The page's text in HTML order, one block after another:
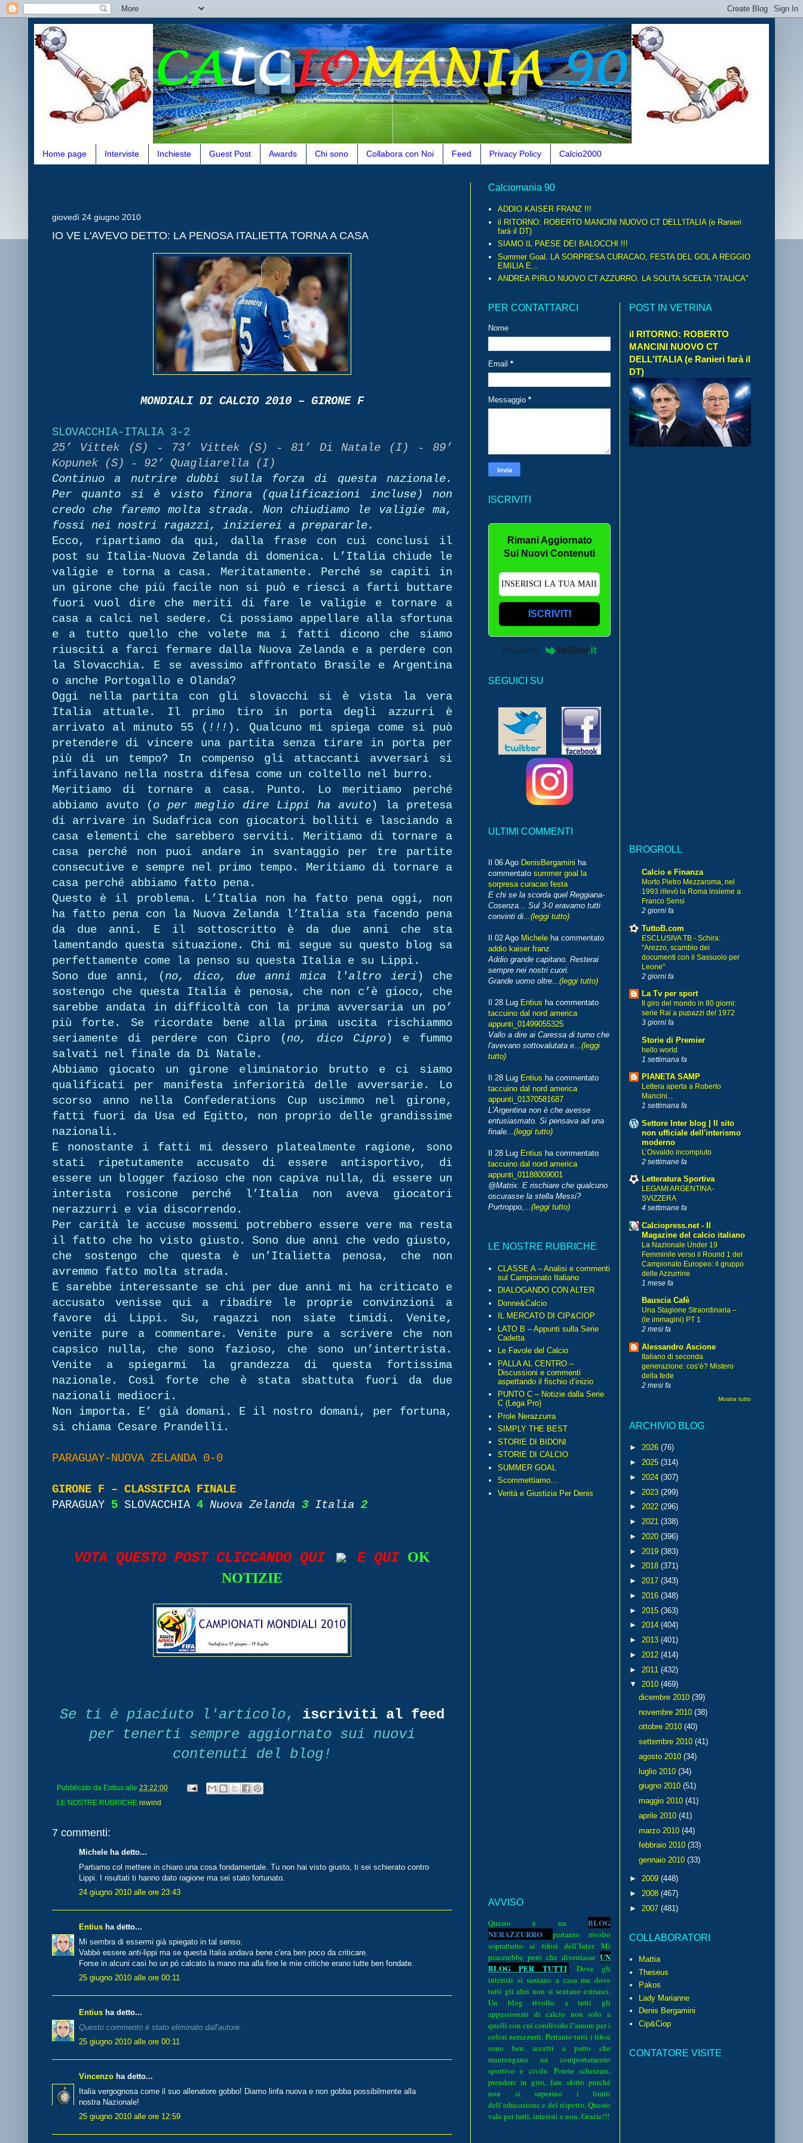
Home page Interviste Inchieste Guest Post Awards Chi sono Collabora con Noi Feed Privacy Policy Calcio2000
giovedì 24 giugno 2010
IO VE L'AVEVO DETTO: LA PENOSA ITALIETTA TORNA A CASA
MONDIALI DI CALCIO 2010 – GIRONE F
SLOVACCHIA-ITALIA 3-2
25’ Vittek (S) - 73’ Vittek (S) - 81’ Di Natale (I) - 89’
Kopunek (S) - 92’ Quagliarella (I)
Continuo a nutrire dubbi sulla forza di questa nazionale.
Per quanto si è visto finora (qualificazioni incluse) non
credo che faremo molta strada. Non chiudiamo le valigie ma,
fossi nei nostri ragazzi, inizierei a prepararle.
Ecco, ripartiamo da qui, dalla frase con cui conclusi il
post su Italia-Nuova Zelanda di domenica. L’Italia chiude le
valigie e torna a casa. Meritatamente. Perché se capiti in
un girone che più facile non si può e riesci a farti buttare
fuori vuol dire che meriti di fare le valigie e tornare a
casa a calci nel sedere. Ci possiamo appellare alla sfortuna
e a tutto quello che volete ma i fatti dicono che siamo
riusciti a farci fermare dalla Nuova Zelanda e a perdere con
la Slovacchia. E se avessimo affrontato Brasile e Argentina
o anche Portogallo e Olanda?
Oggi nella partita con gli slovacchi si è vista la vera
Italia attuale. Il primo tiro in porta degli azzurri è
arrivato al minuto 55 ( !!! ). Qualcuno mi spiega come si può
pretendere di vincere una partita senza tirare in porta per
più di un tempo? In compenso gli attaccanti avversari si
infilavano nella nostra difesa come un coltello nel burro.
Meritiamo di tornare a casa. Punto. Lo meritiamo perché
abbiamo avuto (o per meglio dire Lippi ha avuto) la pretesa
di arrivare in Sudafrica con giocatori bolliti e lasciando a
casa elementi che sarebbero serviti. Meritiamo di tornare a
casa perché non puoi andare in svantaggio per tre partite
consecutive e sempre nel primo tempo. Meritiamo di tornare a
casa perché abbiamo fatto pena.
Questo è il problema. L’Italia non ha fatto pena oggi, non
ha fatto pena con la Nuova Zelanda l’Italia sta facendo pena
da due anni. E il sottoscritto è da due anni che sta
lamentando questa situazione. Chi mi segue su questo blog sa
perfettamente come la penso su questa Italia e su Lippi.
Sono due anni, (no, dico, due anni mica l'altro ieri ) che
sostengo che questa Italia è penosa, che non c’è gioco, che
sarebbe andata in difficoltà con la prima avversaria un po’
più forte. Se ricordate bene alla prima uscita rischiammo
seriamente di perdere con Cipro (no, dico Cipro) e fummo
salvati nel finale da Di Natale.
Abbiamo giocato un girone eliminatorio brutto e ci siamo
qualificati per manifesta inferiorità delle avversarie. Lo
scorso anno nella Confederations Cup uscimmo nel girone,
fatti fuori da Usa ed Egitto, non proprio delle grandissime
nazionali.
E nonostante i fatti mi dessero platealmente ragione, sono
stati ripetutamente accusato di essere antisportivo, di
essere un blogger fazioso che non capiva nulla, di essere un
interista rosicone perché l’Italia non aveva giocatori
nerazzurri e via discorrendo.
Per carità le accuse mossemi potrebbero essere vere ma resta
il fatto che ho visto giusto. Sono due anni che vedo giusto,
che sostengo che questa è un’Italietta penosa, che non
avremmo fatto molta strada.
E sarebbe interessante se chi per due anni mi ha criticato e
accusato venisse qui a ribadire le proprie convinzioni a
favore di Lippi. Su, ragazzi non siate timidi. Venite,
venite pure a commentare. Venite pure a scrivere che non
capsico nulla, che sono fazioso, che sono un’intertrista.
Venite a spiegarmi la grandezza di questa fortissima
nazionale. Così forte che è stata sbattuta fuori da due
nazionali mediocri.
Non importa. E’ già domani. E il nostro domani, per fortuna,
si chiama Cesare Prandelli.
PARAGUAY-NUOVA ZELANDA 0-0
GIRONE F – CLASSIFICA FINALE
PARAGUAY 5 SLOVACCHIA4 Nuova Zelanda 3 Italia 2
VOTA QUESTO POST CLICCANDO QUI E QUI OK
NOTIZIE
Se ti è piaciuto l'articolo, iscriviti al feed
per tenerti sempre aggiornato sui nuovi
contenuti del blog!
Pubblicato da Entius alle 23:22:00
LE NOSTRE RUBRICHE rewind
7 commenti:
Michele ha detto...
Partiamo col mettere in chiaro una cosa fondamentale. Tu non hai visto giusto, ti sei schierato contro
Lippi. I risultati ti hanno dato ragione ma sei stato fortunato.
24 giugno 2010 alle ore 23:43
Entius ha detto...
Mi sembra di essermi già spiegato in tal senso.
Vabbè essere anti-lippi ma se questa Italia andava bene c'era ben poco da criticare.
Forse in alcuni casi ho un pò calcato la mano ma alla fine le mie critiche erano tutte ben fondate.
25 giugno 2010 alle ore 00:11
Entius ha detto...
Questo commento è stato eliminato dall'autore.
25 giugno 2010 alle ore 00:11
Vincenzo ha detto...
Italia vergognosa come il suo allenatore gobbo! Diamo linfa nuova e non gobba possibilmente alla
nostra Nazionale!
25 giugno 2010 alle ore 12:59
Calciomania 90
ADDIO KAISER FRANZ !!!
il RITORNO: ROBERTO MANCINI NUOVO CT DELL'ITALIA (e Ranieri
farà il DT)
SIAMO IL PAESE DEI BALOCCHI !!!
Summer Goal. LA SORPRESA CURACAO, FESTA DEL GOL A REGGIO
EMILIA E...
ANDREA PIRLO NUOVO CT AZZURRO. LA SOLITA SCELTA "ITALICA"
PER CONTATTARCI
Nome
Email *
Messaggio *
ISCRIVITI
Rimani Aggiornato
Sui Nuovi Contenuti
ISCRIVITI
Powered by
SEGUICI SU
ULTIMI COMMENTI
Il 06 Ago DenisBergamini ha
commentato summer goal la
sorpresa curacao festa
E chi se la scorda quel Reggiana-
Cosenza... Sul 3-0 eravamo tutti
convinti di...(leggi tutto)
Il 02 Ago Michele ha commentato
addio kaiser franz
Addio grande capitano. Resterai
sempre nei nostri cuori.
Grande uomo oltre...(leggi tutto)
Il 28 Lug Entius ha commentato
taccuino dal nord america
appunti_01499055325
Vallo a dire ai Caressa di turno che
l'avevano sottovalutata e...(leggi
tutto)
Il 28 Lug Entius ha commentato
taccuino dal nord america
appunti_01370581687
L'Argentina non è che avesse
entusiasmato. Si pensava ad una
finale...(leggi tutto)
Il 28 Lug Entius ha commentato
taccuino dal nord america
appunti_01188009001
@Matrix. E rischiare che qualcuno
oscurasse la stella Messi?
Purtroppo,...(leggi tutto)
LE NOSTRE RUBRICHE
CLASSE A – Analisi e commenti
sul Campionato Italiano
DIALOGANDO CON ALTER
Donne&Calcio
IL MERCATO DI CIP&CIOP
LATO B – Appunti sulla Serie
Cadetta
Le Favole del Calcio
PALLA AL CENTRO –
Discussioni e commenti
aspettando il fischio d’inizio
PUNTO C – Notizie dalla Serie
C (Lega Pro)
Prole Nerazzurra
SIMPLY THE BEST
STORIE DI BIDONI
STORIE DI CALCIO
SUMMER GOAL
Scommettiamo...
Verità e Giustizia Per Denis
AVVISO
Questo è un BLOG
NERAZZURRO pertanto rivolto
soprattutto ai tifosi dell’Inter. Mi
piacerebbe però che diventasse UN
BLOG PER TUTTI.
Dove gli
interisti si sentano a casa ma dove
tutti gli altri non si sentano estranei.
Un blog rivolto a tutti gli
appassionati di calcio non solo a
quelli con cui condivido l’amore per i
colori nerazzurri. Pertanto tutti i tifosi
sono ben accetti a patto che
mantengano un comportamento
sportivo e civile. Potete scherzare,
prendere in giro, fare sfottò purché
non si superino i limiti
dell’educazione e del rispetto. Questo
vale per tutti, interisti e non. Grazie!!!
POST IN VETRINA
il RITORNO: ROBERTO
MANCINI NUOVO CT
DELL'ITALIA (e Ranieri farà il
DT)
BROGROLL
Calcio e Finanza
Morto Pietro Mezzaroma, nel
1993 rilevò la Roma insieme a
Franco Sensi
2 giorni fa
TuttoB.com
ESCLUSIVA TB - Schira:
"Arezzo, scambio dei
documenti con il Sassuolo per
Leone"
2 giorni fa
La Tv per sport
Il giro del mondo in 80 giorni:
serie Rai a pupazzi del 1972
3 giorni fa
Storie di Premier
hello world
1 settimana fa
PIANETA SAMP
Lettera aperta a Roberto
Mancini...
1 settimana fa
Settore Inter blog | Il sito
non ufficiale dell'interismo
moderno
L’Osvaldo incompiuto
2 settimane fa
Letteratura Sportiva
LEGAMI ARGENTINA-
SVIZZERA
4 settimane fa
Calciopress.net - Il
Magazine del calcio italiano
La Nazionale Under 19
Femminile verso il Round 1 del
Campionato Europeo: il gruppo
delle Azzurrine
1 mese fa
Bauscia Cafè
Una Stagione Straordinaria –
(le immagini) PT 1
2 mesi fa
Alessandro Ascione
Italiano di seconda
generazione: cos’è? Mistero
della fede
2 mesi fa
Mostra tutto
ARCHIVIO BLOG
► 2026 (76)
► 2025 (314)
► 2024 (307)
► 2023 (299)
► 2022 (296)
► 2021 (338)
► 2020 (396)
► 2019 (383)
► 2018 (371)
► 2017 (343)
► 2016 (348)
► 2015 (363)
► 2014 (404)
► 2013 (401)
► 2012 (414)
► 2011 (432)
▼ 2010 (469)
dicembre 2010 (39)
novembre 2010 (38)
ottobre 2010 (40)
settembre 2010 (41)
agosto 2010 (34)
luglio 2010 (34)
giugno 2010 (51)
maggio 2010 (41)
aprile 2010 (41)
marzo 2010 (44)
febbraio 2010 (33)
gennaio 2010 (33)
► 2009 (448)
► 2008 (467)
► 2007 (481)
COLLABORATORI
Mattia
Theseus
Pakos
Lady Marianne
Denis Bergamini
Cip&Ciop
CONTATORE VISITE